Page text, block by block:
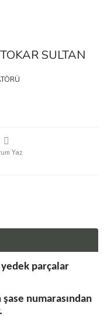
SULTAN
Yaz
parçalar
şase numarasından